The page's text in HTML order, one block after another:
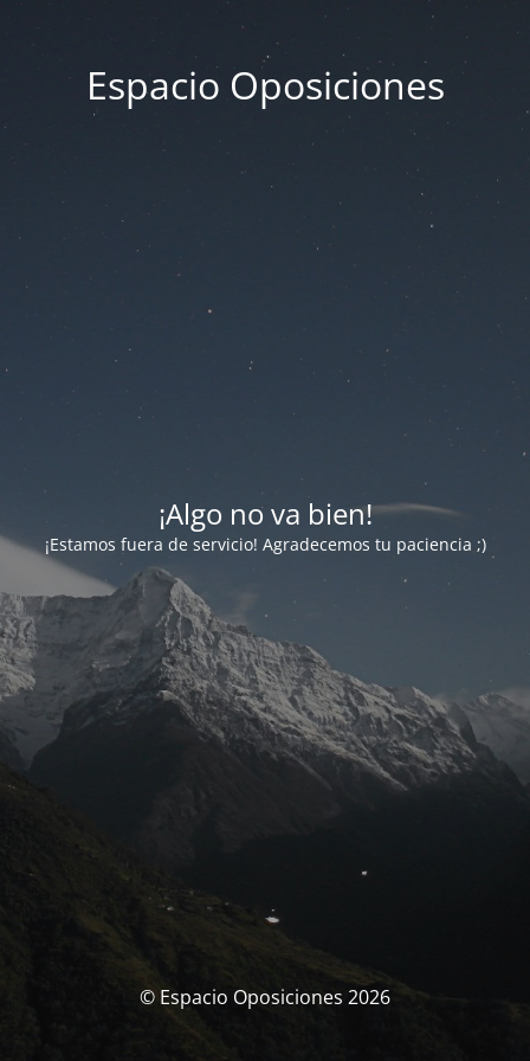
Espacio Oposiciones
¡Algo no va bien!
¡Estamos fuera de servicio! Agradecemos tu paciencia ;)
© Espacio Oposiciones 2026